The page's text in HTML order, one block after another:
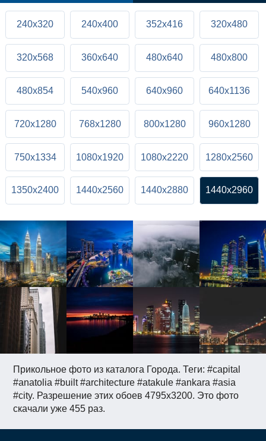
Прикольное фото из каталога Города. Теги: #capital
#anatolia #built #architecture #atakule #ankara #asia
#city. Разрешение этих обоев 4795x3200. Это фото
скачали уже 455 раз.
240x320 240x400 352x416 320x480
320x568 360x640 480x640 480x800
480x854 540x960 640x960 640x1136
720x1280 768x1280 800x1280 960x1280
750x1334 1080x1920 1080x2220 1280x2560
1350x2400 1440x2560 1440x2880 1440x2960